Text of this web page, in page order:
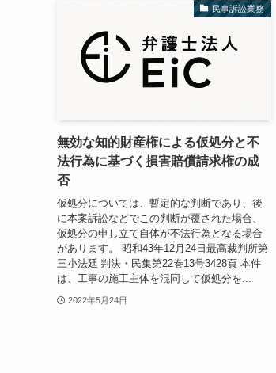
民事訴訟業務
無効な知的財産権による仮処分と不
法行為に基づく損害賠償請求権の成
否
仮処分については、暫定的な判断であり、後
に本案訴訟などでこの判断が覆された場合、
仮処分の申し立て自体が不法行為となる場合
があります。 昭和43年12月24日最高裁判所第
三小法廷 判決・民集第22巻13号3428頁 本件
は、工事の施工主体を混同して仮処分を...
2022年5月24日